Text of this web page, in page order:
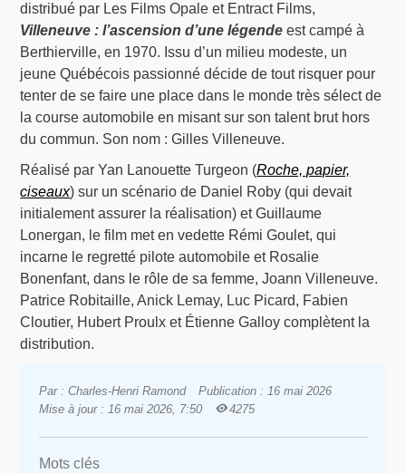
distribué par Les Films Opale et Entract Films,
Villeneuve : l’ascension d’une légende est campé à
Berthierville, en 1970. Issu d’un milieu modeste, un
jeune Québécois passionné décide de tout risquer pour
tenter de se faire une place dans le monde très sélect de
la course automobile en misant sur son talent brut hors
du commun. Son nom : Gilles Villeneuve.
Réalisé par Yan Lanouette Turgeon (Roche, papier,
ciseaux) sur un scénario de Daniel Roby (qui devait
initialement assurer la réalisation) et Guillaume
Lonergan, le film met en vedette Rémi Goulet, qui
incarne le regretté pilote automobile et Rosalie
Bonenfant, dans le rôle de sa femme, Joann Villeneuve.
Patrice Robitaille, Anick Lemay, Luc Picard, Fabien
Cloutier, Hubert Proulx et Étienne Galloy complètent la
distribution.
Par : Charles-Henri Ramond
Publication : 16 mai 2026
Mise à jour : 16 mai 2026, 7:50
4275
Mots clés